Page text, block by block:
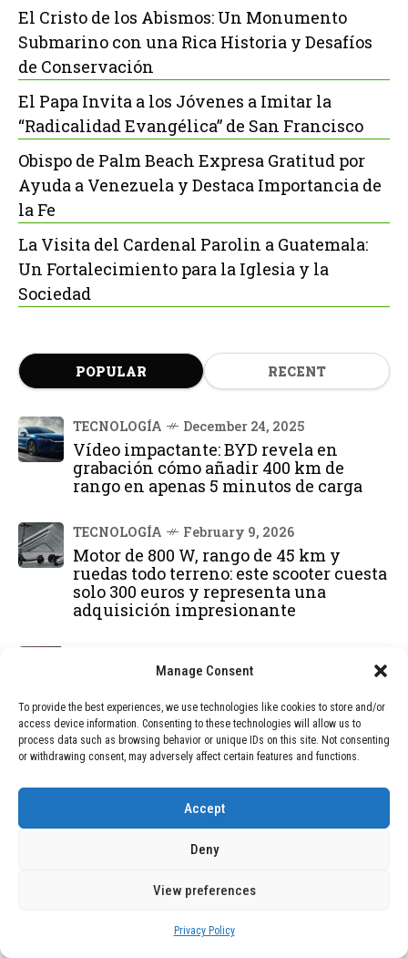
Manage Consent
To provide the best experiences, we use technologies like cookies to store and/or
access device information. Consenting to these technologies will allow us to
process data such as browsing behavior or unique IDs on this site. Not consenting
or withdrawing consent, may adversely affect certain features and functions.
Accept
Deny
View preferences
Privacy Policy
El Cristo de los Abismos: Un Monumento
Submarino con una Rica Historia y Desafíos
de Conservación
El Papa Invita a los Jóvenes a Imitar la
“Radicalidad Evangélica” de San Francisco
Obispo de Palm Beach Expresa Gratitud por
Ayuda a Venezuela y Destaca Importancia de
la Fe
La Visita del Cardenal Parolin a Guatemala:
Un Fortalecimiento para la Iglesia y la
Sociedad
POPULAR RECENT
TECNOLOGÍA December 24, 2025
Vídeo impactante: BYD revela en
grabación cómo añadir 400 km de
rango en apenas 5 minutos de carga
TECNOLOGÍA February 9, 2026
Motor de 800 W, rango de 45 km y
ruedas todo terreno: este scooter cuesta
solo 300 euros y representa una
adquisición impresionante
GAME se Une a la Oferta de Balizas V16
Geolocalizadas, Obligatorias a Partir de
2026
BLOG December 24, 2025
Devastadora Explosión en Residencia
de Ancianos de Pensilvania Deja al
Menos Dos Víctimas Fatales
DEAL OF THE MONTH
December 24, 2025